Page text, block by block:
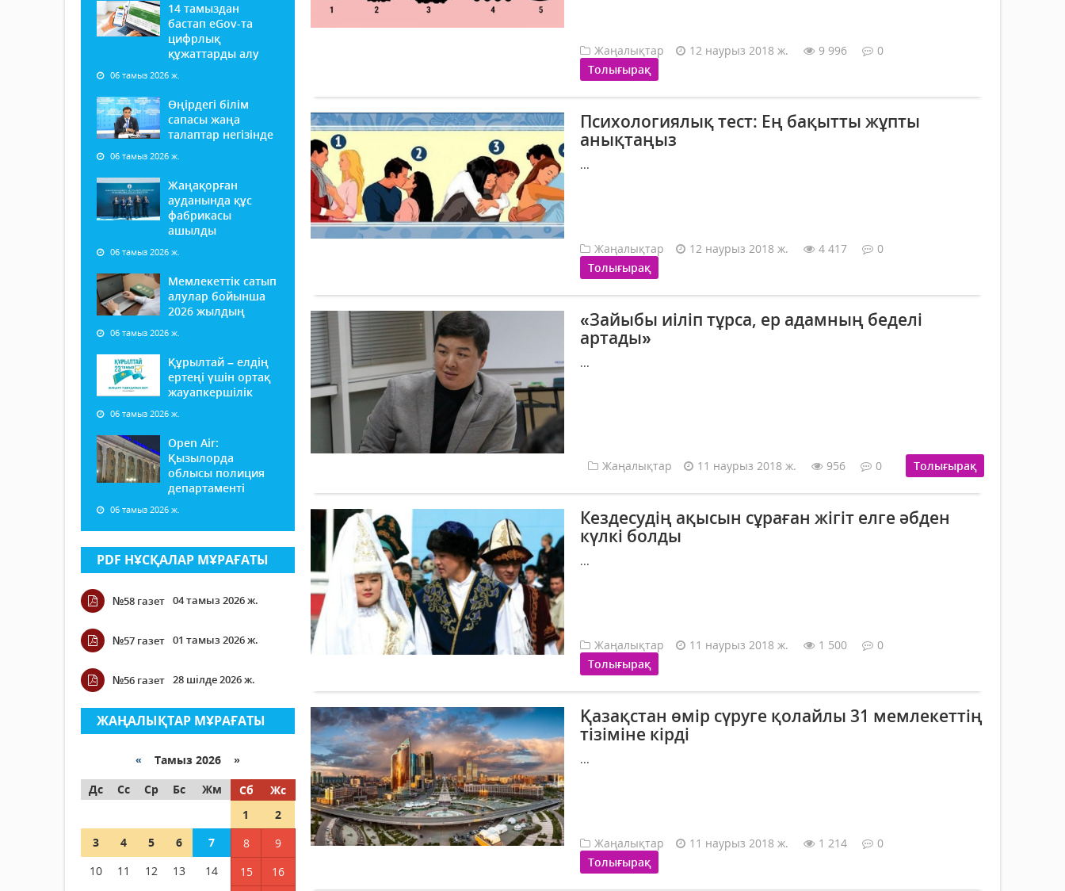
14 тамыздан
бастап еGov-та
цифрлық
құжаттарды алу
06 тамыз 2026 ж.
Өңірдегі білім
сапасы жаңа
талаптар негізінде
06 тамыз 2026 ж.
Жаңақорған
ауданында құс
фабрикасы
ашылды
06 тамыз 2026 ж.
Мемлекеттік сатып
алулар бойынша
2026 жылдың
06 тамыз 2026 ж.
Құрылтай – елдің
ертеңі үшін ортақ
жауапкершілік
06 тамыз 2026 ж.
Open Air:
Қызылорда
облысы полиция
департаменті
06 тамыз 2026 ж.
PDF НҰСҚАЛАР МҰРАҒАТЫ
№58 газет 04 тамыз 2026 ж.
№57 газет 01 тамыз 2026 ж.
№56 газет 28 шілде 2026 ж.
ЖАҢАЛЫҚТАР МҰРАҒАТЫ
« Тамыз 2026 »
Дс
Сс Ср Бс Жм Сб
Жс
1
2
3
4 5 6 7 8
9
10
11 12 13 14 15
16
Жаңалықтар 12 наурыз 2018 ж. 9 996
0
Толығырақ
​Психологиялық тест: Ең бақытты жұпты
анықтаңыз
...
Жаңалықтар 12 наурыз 2018 ж. 4 417
0
Толығырақ
«Зайыбы иіліп тұрса, ер адамның беделі
артады»
...
Жаңалықтар 11 наурыз 2018 ж. 956 0 Толығырақ
Кездесудің ақысын сұраған жігіт елге әбден
күлкі болды
...
Жаңалықтар 11 наурыз 2018 ж. 1 500
0
Толығырақ
Қазақстан өмір сүруге қолайлы 31 мемлекеттің
тізіміне кірді
...
Жаңалықтар 11 наурыз 2018 ж. 1 214
0
Толығырақ